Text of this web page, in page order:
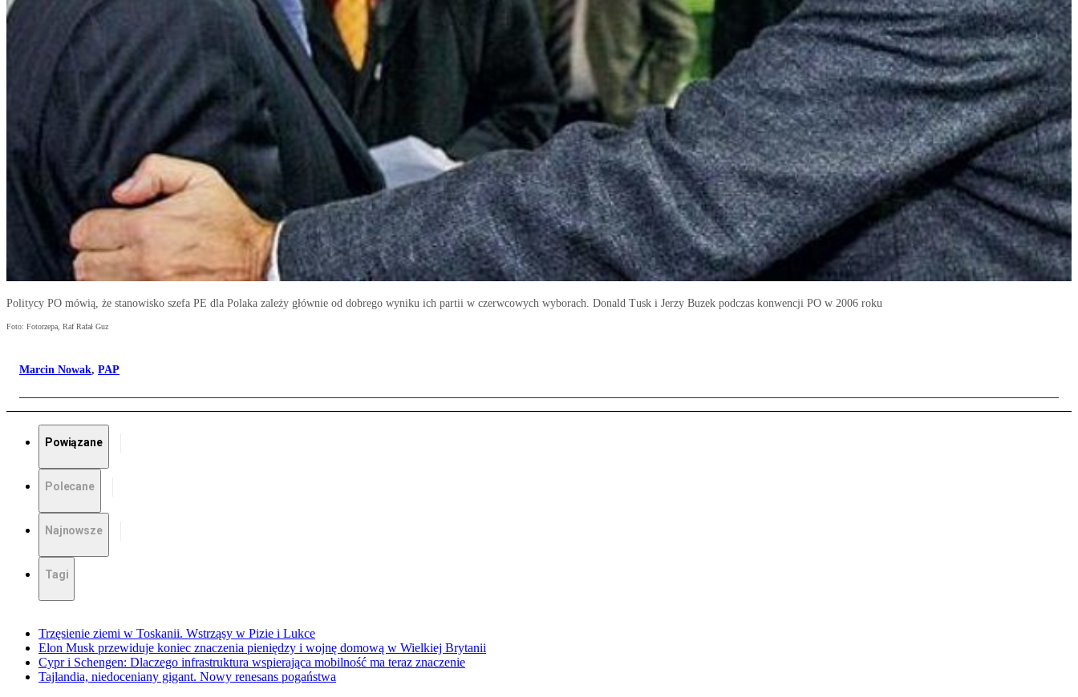
Politycy PO mówią, że stanowisko szefa PE dla Polaka zależy głównie od dobrego wyniku ich partii w czerwcowych wyborach. Donald Tusk i Jerzy Buzek podczas konwencji PO w 2006 roku
Foto: Fotorzepa, Raf Rafał Guz
Marcin Nowak, PAP
Powiązane
Polecane
Najnowsze
Tagi
Trzęsienie ziemi w Toskanii. Wstrząsy w Pizie i Lukce
Elon Musk przewiduje koniec znaczenia pieniędzy i wojnę domową w Wielkiej Brytanii
Cypr i Schengen: Dlaczego infrastruktura wspierająca mobilność ma teraz znaczenie
Tajlandia, niedoceniany gigant. Nowy renesans pogaństwa